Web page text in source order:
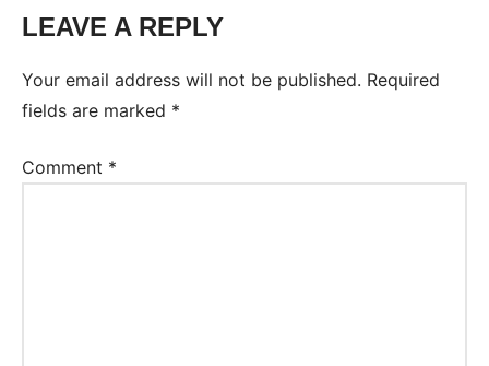
Tags:
Inglés
LEAVE A REPLY
Your email address will not be published. Required
fields are marked *
Comment *